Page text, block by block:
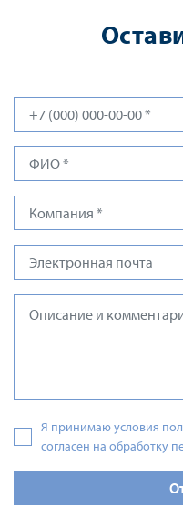
Я принимаю условия
согласен на обработку